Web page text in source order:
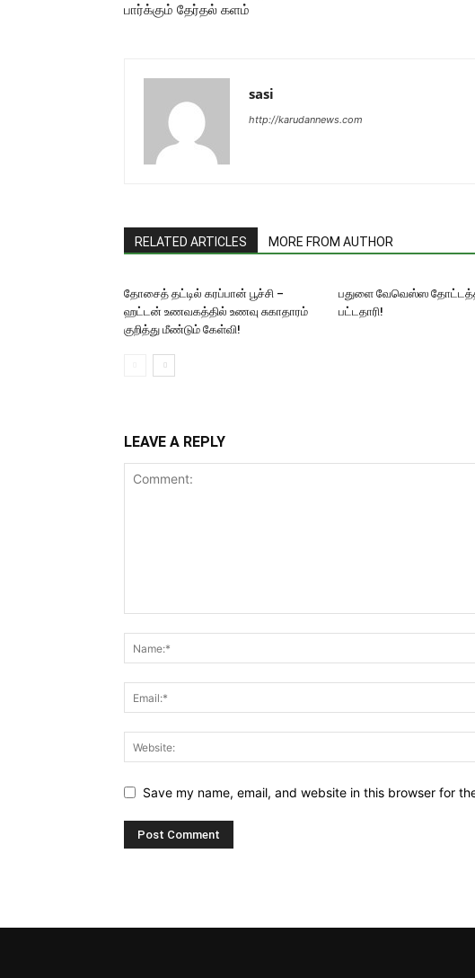
பார்க்கும் தேர்தல் களம்
sasi
http://karudannews.com
RELATED ARTICLES MORE FROM AUTHOR
தோசைத் தட்டில் கரப்பான் பூச்சி –
ஹட்டன் உணவகத்தில் உணவு சுகாதாரம்
குறித்து மீண்டும் கேள்வி!
பதுளை வேவெஸ்ஸ
பட்டதாரி!
LEAVE A REPLY
Save my name, email, and website in this browser for